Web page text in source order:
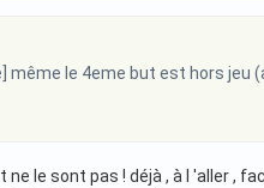
le 4eme but est hors jeu
le sont pas ! déjà , à l 'aller ,